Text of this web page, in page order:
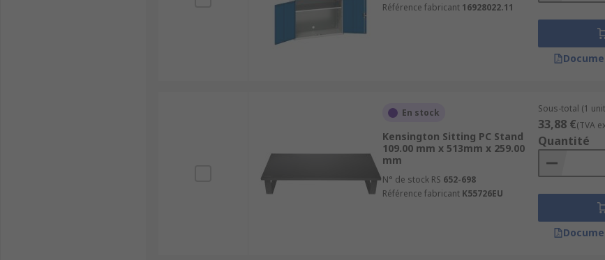
Référence fabricant 16928022.11
En stock
Kensington Sitting PC Stand
109.00 mm x 513mm x 259.00
mm
N° de stock RS 652-698
Référence fabricant K55726EU
Sous-total (1
33,88 €(TVA
Quantité